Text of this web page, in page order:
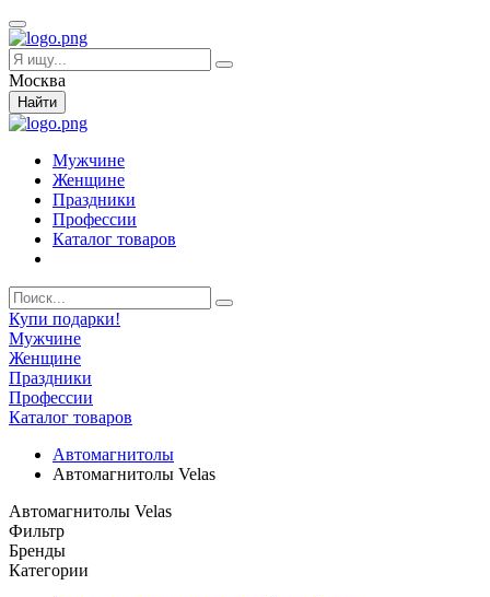
Москва
Найти
Мужчине
Женщине
Праздники
Профессии
Каталог товаров
Купи подарки!
Мужчине
Женщине
Праздники
Профессии
Каталог товаров
Автомагнитолы
Автомагнитолы Velas
Автомагнитолы Velas
Фильтр
Бренды
Категории